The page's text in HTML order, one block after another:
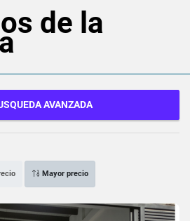
de la
AVANZADA
Mayor precio